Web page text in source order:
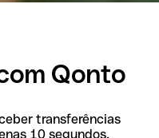
Qonto
transferências
10 segundos.